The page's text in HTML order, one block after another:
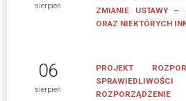
sierpień
ZMIANIE USTAWY –
ORAZ NIEKTÓRYCH
06
sierpień
PROJEKT